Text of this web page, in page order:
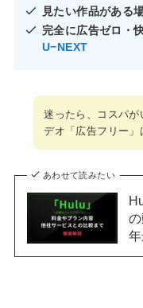
見たい作品がある
完全に広告ゼロ・
U−NEXT
迷ったら、コスパ
デオ「広告フリー」
あわせて読みたい
年